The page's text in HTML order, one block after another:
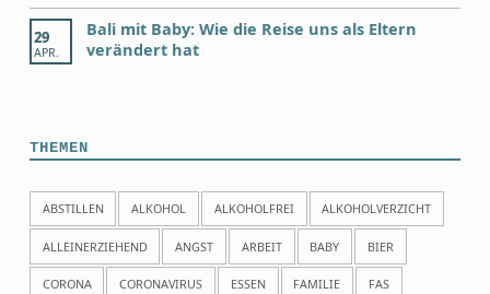
29
APR.
Bali mit Baby: Wie die Reise uns als Eltern
verändert hat
THEMEN
ABSTILLEN ALKOHOL ALKOHOLFREI ALKOHOLVERZICHT
ALLEINERZIEHEND ANGST ARBEIT BABY BIER
CORONA CORONAVIRUS ESSEN FAMILIE FAS